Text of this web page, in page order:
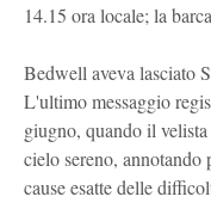
14.15 ora locale; la
Bedwell aveva lasciato
L'ultimo messaggio
giugno, quando il
cielo sereno,
cause esatte delle